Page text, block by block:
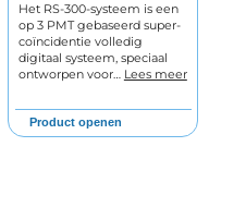
Het RS-300-systeem is een
op 3 PMT gebaseerd super-
coïncidentie volledig
digitaal systeem, speciaal
ontworpen voor… Lees meer
Product openen